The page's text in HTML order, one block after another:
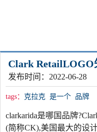
Clark RetailLOGO
发布时间：2022-06-28
tags： 克拉克 是一个 品牌
clarkarida是哪国品牌
(简称CK),美国最大的设